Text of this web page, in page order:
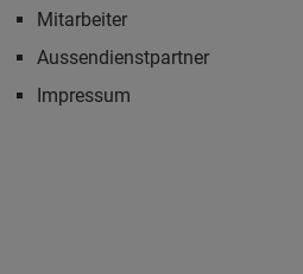
Mitarbeiter
Aussendienstpartner
Impressum